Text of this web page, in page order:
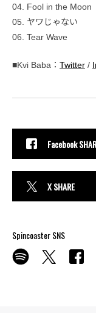
04. Fool in the Moon
05. ヤワじゃない
06. Tear Wave
■Kvi Baba： Twitter /
Facebook
X SHARE
Spincoaster SNS